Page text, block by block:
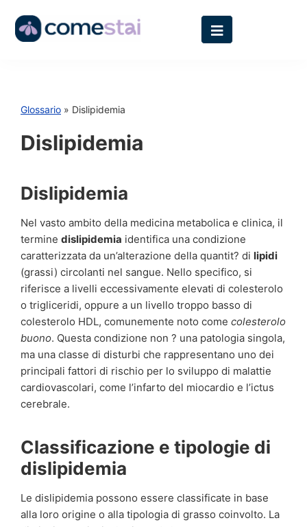
Glossario » Dislipidemia
Dislipidemia
Dislipidemia
Nel vasto ambito della medicina metabolica e clinica, il
termine dislipidemia identifica una condizione
caratterizzata da un’alterazione della quantit? di lipidi
(grassi) circolanti nel sangue. Nello specifico, si
riferisce a livelli eccessivamente elevati di colesterolo
o trigliceridi, oppure a un livello troppo basso di
colesterolo HDL, comunemente noto come colesterolo
buono. Questa condizione non ? una patologia singola,
ma una classe di disturbi che rappresentano uno dei
principali fattori di rischio per lo sviluppo di malattie
cardiovascolari, come l’infarto del miocardio e l’ictus
cerebrale.
Classificazione e tipologie di
dislipidemia
Le dislipidemia possono essere classificate in base
alla loro origine o alla tipologia di grasso coinvolto. La